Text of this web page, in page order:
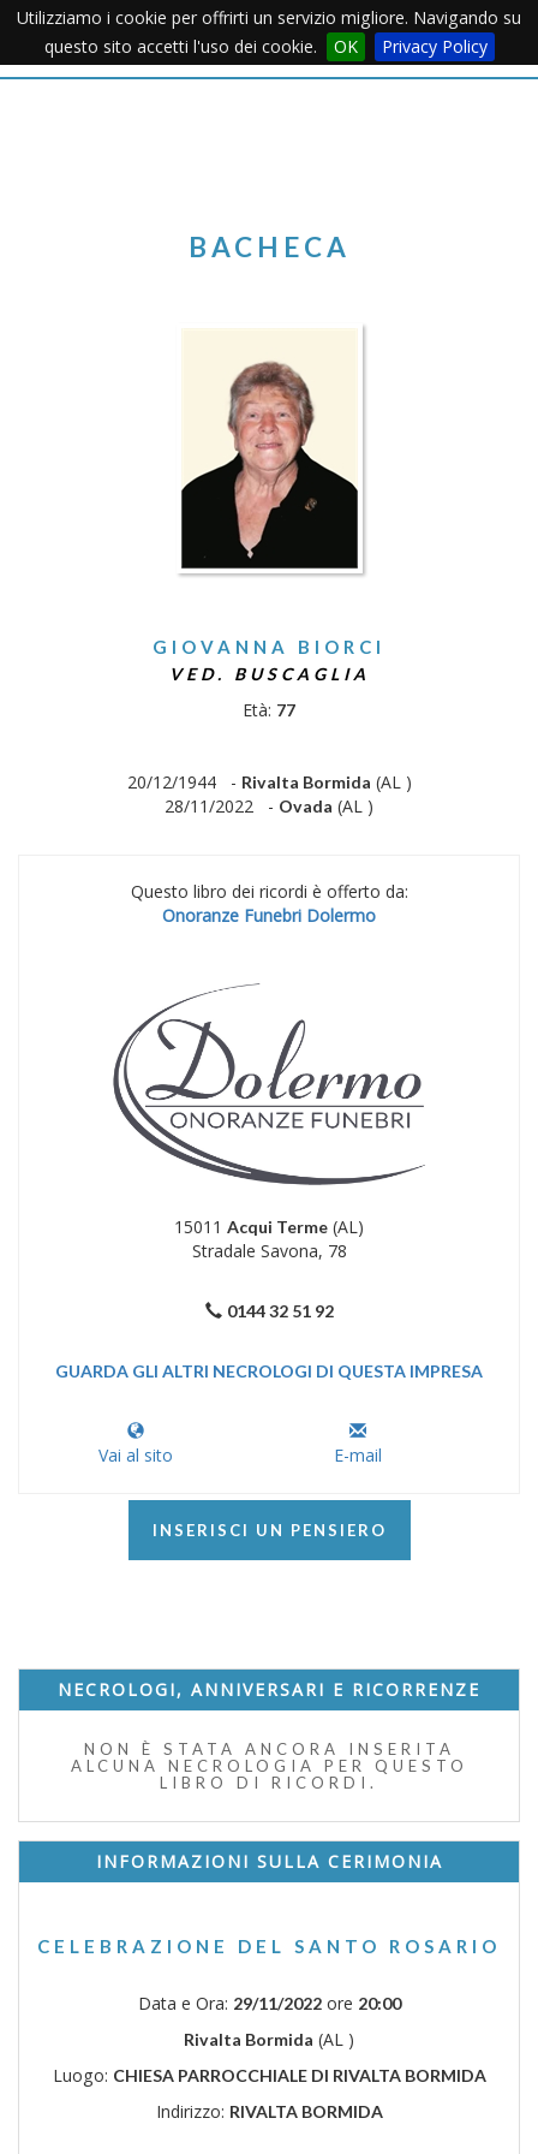
Utilizziamo i cookie per offrirti un servizio migliore. Navigando su
questo sito accetti l'uso dei cookie.
OK Privacy PolicyMenu
BACHECA
GIOVANNA BIORCI
VED. BUSCAGLIA
Età: 77
20/12/1944 - Rivalta Bormida (AL )
28/11/2022 - Ovada (AL )
Questo libro dei ricordi è offerto da:
Onoranze Funebri Dolermo
15011 Acqui Terme (AL)
Stradale Savona, 78
0144 32 51 92
GUARDA GLI ALTRI NECROLOGI DI QUESTA IMPRESA
Vai al sito E-mail
INSERISCI UN PENSIERO
NECROLOGI, ANNIVERSARI E RICORRENZE
NON È STATA ANCORA INSERITA
ALCUNA NECROLOGIA PER QUESTO
LIBRO DI RICORDI.
INFORMAZIONI SULLA CERIMONIA
CELEBRAZIONE DEL SANTO ROSARIO
Data e Ora: 29/11/2022ore 20:00
Rivalta Bormida (AL )
Luogo: CHIESA PARROCCHIALE DI RIVALTA BORMIDA
Indirizzo: RIVALTA BORMIDA